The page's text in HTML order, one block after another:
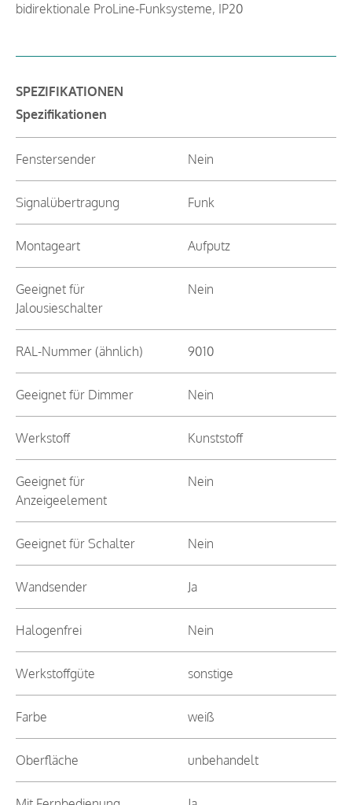
bidirektionale ProLine-Funksysteme, IP20
SPEZIFIKATIONEN
Spezifikationen
Fenstersender Nein
Signalübertragung Funk
Montageart Aufputz
Geeignet für
Jalousieschalter
Nein
RAL-Nummer (ähnlich) 9010
Geeignet für Dimmer Nein
Werkstoff Kunststoff
Geeignet für
Anzeigeelement
Nein
Geeignet für Schalter Nein
Wandsender Ja
Halogenfrei Nein
Werkstoffgüte sonstige
Farbe weiß
Oberfläche unbehandelt